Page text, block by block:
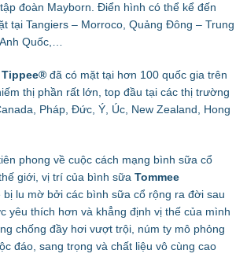
đoàn Mayborn. Điển hình có thể kể đến
tại Tangiers – Morroco, Quảng Đông – Trung
Quốc,…
Tippee® đã có mặt tại hơn 100 quốc gia trên
thị phần rất lớn, top đầu tại các thị trường
Pháp, Đức, Ý, Úc, New Zealand, Hong
phong về cuộc cách mạng bình sữa cổ
giới, vị trí của bình sữa Tommee
bị lu mờ bởi các bình sữa cổ rộng ra đời sau
yêu thích hơn và khẳng định vị thế của mình
chống đầy hơi vượt trội, núm ty mô phỏng
đáo, sang trọng và chất liệu vô cùng cao